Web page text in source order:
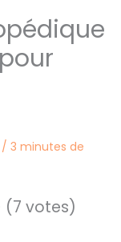
/ 3 minutes de
(7 votes)